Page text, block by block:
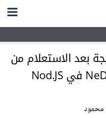
بعد الاستعلام من
قاعدة بيانات NeDB في Nod.JS